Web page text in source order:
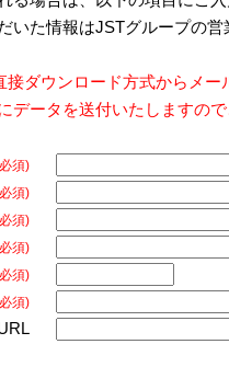
いた情報はJSTグループの
接ダウンロード方式からメ
データを送付いたしますの
須)
須)
須)
須)
須)
須)